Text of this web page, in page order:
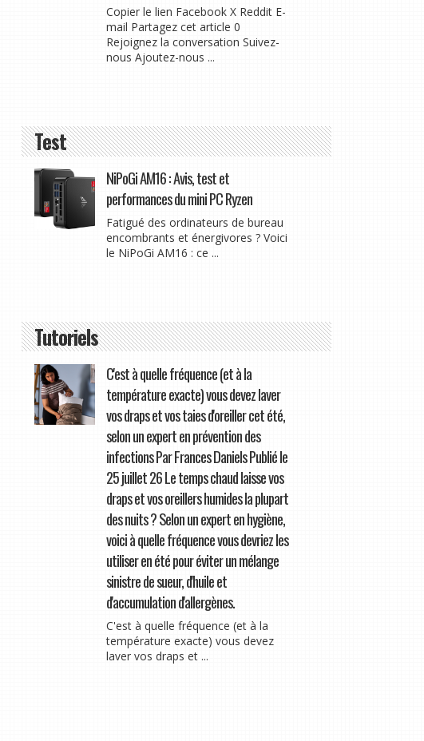
Copier le lien Facebook X Reddit E-
mail Partagez cet article 0
Rejoignez la conversation Suivez-
nous Ajoutez-nous ...
Test
NiPoGi AM16 : Avis, test et
performances du mini PC Ryzen
Fatigué des ordinateurs de bureau
encombrants et énergivores ? Voici
le NiPoGi AM16 : ce ...
Tutoriels
C'est à quelle fréquence (et à la
température exacte) vous devez laver
vos draps et vos taies d'oreiller cet été,
selon un expert en prévention des
infections Par Frances Daniels Publié le
25 juillet 26 Le temps chaud laisse vos
draps et vos oreillers humides la plupart
des nuits ? Selon un expert en hygiène,
voici à quelle fréquence vous devriez les
utiliser en été pour éviter un mélange
sinistre de sueur, d'huile et
d'accumulation d'allergènes.
C'est à quelle fréquence (et à la
température exacte) vous devez
laver vos draps et ...